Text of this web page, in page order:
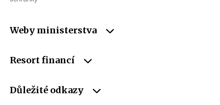
Weby ministerstva
Resort financí
Důležité odkazy